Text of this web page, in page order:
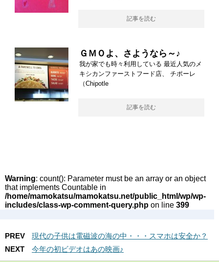
記事を読む
ＧＭＯよ、さようなら～♪
我が家でも時々利用している 最近人気のメ
キシカンファーストフード店、 チポーレ
（Chipotle
記事を読む
Warning: count(): Parameter must be an array or an object
that implements Countable in
/home/mamokatsu/mamokatsu.net/public_html/wp/wp-
includes/class-wp-comment-query.php on line 399
PREV
現代の子供は電磁波の海の中・・・スマホは安全か？
NEXT
今年の初ビデオはあの映画♪